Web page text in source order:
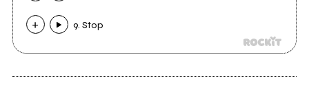
9. Stop